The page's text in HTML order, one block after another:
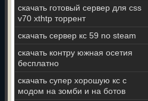
скачать готовый сервер для css
v70 xthtp торрент
скачать сервер кс 59 no steam
скачать контру южная осетия
бесплатно
скачать супер хорошую кс с
модом на зомби и на ботов